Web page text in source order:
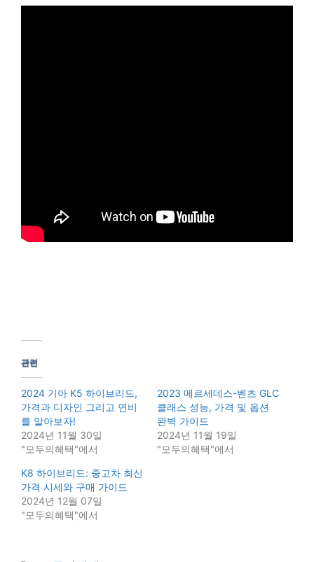
관련
2024 기아 K5 하이브리드,
가격과 디자인 그리고 연비
를 알아보자!
2024년 11월 30일
"모두의혜택"에서
2023 메르세데스-벤츠 GLC
클래스 성능, 가격 및 옵션
완벽 가이드
2024년 11월 19일
"모두의혜택"에서
K8 하이브리드: 중고차 최신
가격 시세와 구매 가이드
2024년 12월 07일
"모두의혜택"에서